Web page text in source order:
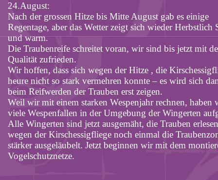
24.August:
Nach der grossen Hitze bis Mitte August gab es einige
Regentage, aber das Wetter zeigt sich wieder Herbstlich
und warm.
Die Traubenreife schreitet voran, wir sind bis jetzt mit
Qualität zufrieden.
Wir hoffen, dass sich wegen der Hitze , die
heure nicht so stark vermehren konnte – es wird sich
beim Reifwerden der Trauben erst zeigen.
Weil wir mit einem starken Wespenjahr rechnen, haben
viele Wespenfallen in der Umgebung der Wingerten
Alle Wingerten sind jetzt ausgemäht, die Trauben
wegen der Kirschessigfliege noch einmal die
stärker ausgeläubelt. Jetzt beginnen wir mit dem
Vogelschutznetze.